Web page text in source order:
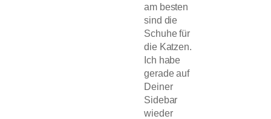
am besten
sind die
Schuhe für
die Katzen.
Ich habe
gerade auf
Deiner
Sidebar
wieder